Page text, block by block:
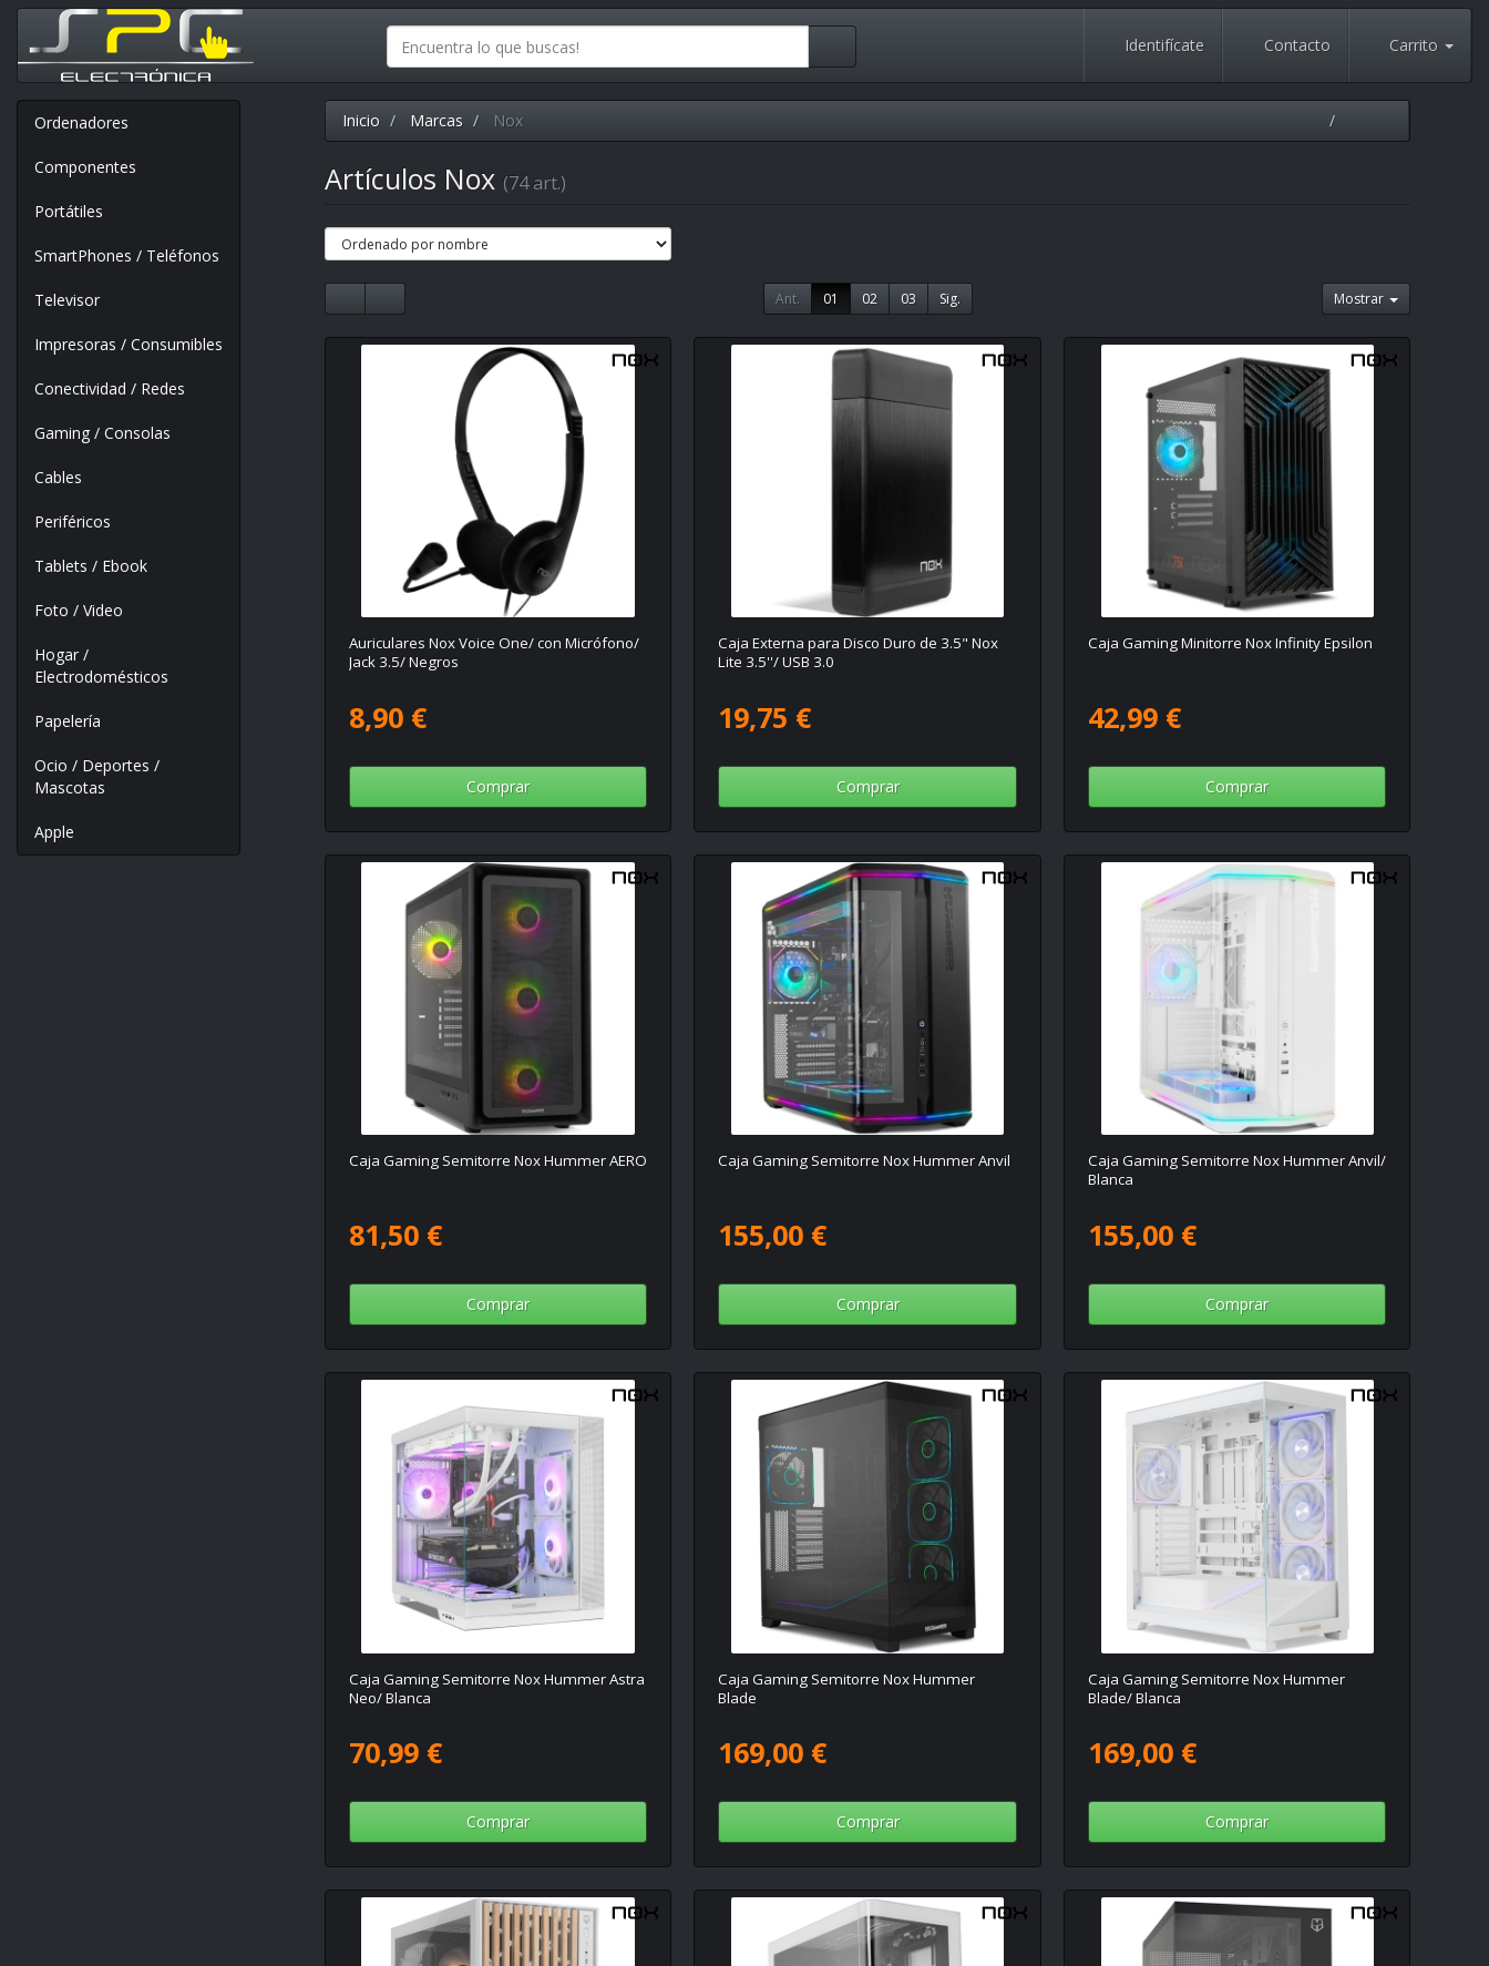
Identifícate Contacto Carrito
Ordenadores
Componentes
Portátiles
SmartPhones / Teléfonos
Televisor
Impresoras / Consumibles
Conectividad / Redes
Gaming / Consolas
Cables
Periféricos
Tablets / Ebook
Foto / Video
Hogar /
Electrodomésticos
Papelería
Ocio / Deportes /
Mascotas
Apple
Inicio Marcas Nox
Artículos Nox (74 art.)
Ant. 01 02 03 Sig. Mostrar
Auriculares Nox Voice One/ con Micrófono/
Jack 3.5/ Negros
8,90 €
Comprar
Caja Externa para Disco Duro de 3.5" Nox
Lite 3.5''/ USB 3.0
19,75 €
Comprar
Caja Gaming Minitorre Nox Infinity Epsilon
42,99 €
Comprar
Caja Gaming Semitorre Nox Hummer AERO
81,50 €
Comprar
Caja Gaming Semitorre Nox Hummer Anvil
155,00 €
Comprar
Caja Gaming Semitorre Nox Hummer Anvil/
Blanca
155,00 €
Comprar
Caja Gaming Semitorre Nox Hummer Astra
Neo/ Blanca
70,99 €
Comprar
Caja Gaming Semitorre Nox Hummer
Blade
169,00 €
Comprar
Caja Gaming Semitorre Nox Hummer
Blade/ Blanca
169,00 €
Comprar